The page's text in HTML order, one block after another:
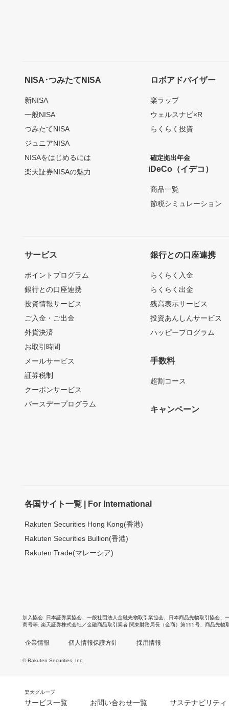
NISA･つみたてNISA
新NISA
一般NISA
つみたてNISA
ジュニアNISA
NISAをはじめるには
楽天証券NISAの魅力
ロボアドバイザー
楽ラップ
ウェルスナビ×R
らくらく投資
確定拠出年金
iDeCo（イデコ）
商品一覧
節税シミュレーション
サービス
ポイントプログラム
銀行との口座連携
投資情報サービス
ご入金・ご出金
外貨決済
お取引時間
メールサービス
証券税制
クーポンサービス
バースデープログラム
銀行との口座連携
らくらく入金
らくらく出金
残高表示サービス
投資あんしんサービス
ハッピープログラム
手数料
超割コース
キャンペーン
各国サイト一覧 | For International
Rakuten Securities Hong Kong(香港)
Rakuten Securities Bullion(香港)
Rakuten Trade(マレーシア)
加入協会 日本証券業協会 一般社団法人金融先物取引業協会 日本商品先物取引協会
商号等 楽天証券株式会社／金融商品取引業者 関東財務局長（金商）第195号、商品先物
企業情報 個人情報保護方針 採用情報
© Rakuten Securities, Inc.
楽天グループ
サービス一覧 お問い合わせ一覧 サステナビリティ